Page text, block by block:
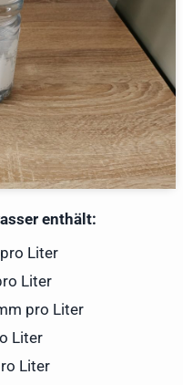
enthält:
Liter
Liter
pro Liter
Liter
Liter